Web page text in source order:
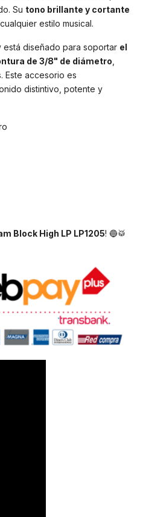
Su tono brillante y cortante
estilo musical.
está diseñado para soportar el
de 3/8" de diámetro
Este accesorio es
distintivo, potente y
Block High LP LP1205! 🔵🥁